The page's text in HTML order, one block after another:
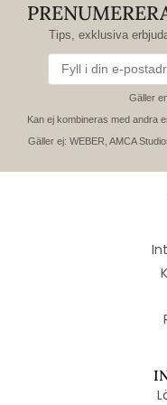
Tips, exklusiva
Gäller
Kan ej kombineras med andra
Gäller ej: WEBER, AMCA